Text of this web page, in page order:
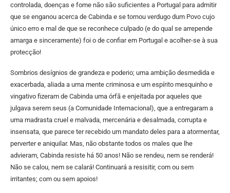
controlada, doenças e fome não são suficientes a Portugal para admitir
que se enganou acerca de Cabinda e se tornou verdugo dum Povo cujo
único erro e mal de que se reconhece culpado (e do qual se arrepende
amarga e sinceramente) foi o de confiar em Portugal e acolher-se à sua
protecção!
Sombrios desígnios de grandeza e poderio; uma ambição desmedida e
exacerbada, aliada a uma mente criminosa e um espírito mesquinho e
vingativo fizeram de Cabinda uma órfã e enjeitada por aqueles que
julgava serem seus (a Comunidade Internacional), que a entregaram a
uma madrasta cruel e malvada, mercenária e desalmada, corrupta e
insensata, que parece ter recebido um mandato deles para a atormentar,
perverter e aniquilar. Mas, não obstante todos os males que lhe
advieram, Cabinda resiste há 50 anos! Não se rendeu, nem se renderá!
Não se calou, nem se calará! Continuará a resisitir, com ou sem
irritantes; com ou sem apoios!